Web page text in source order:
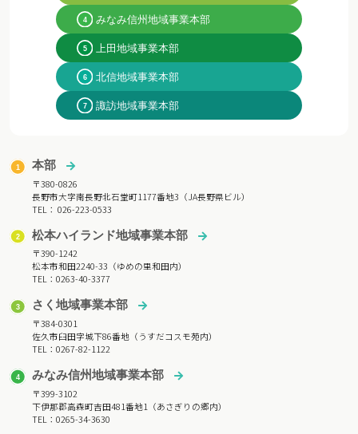
みなみ信州地域事業本部
上田地域事業本部
北信地域事業本部
諏訪地域事業本部
本部
〒380-0826
長野市大字南長野北石堂町1177番地3（JA長野県ビル）
TEL： 026-223-0533
松本ハイランド地域事業本部
〒390-1242
松本市和田2240-33（ゆめの里和田内）
TEL：0263-40-3377
さく地域事業本部
〒384-0301
佐久市臼田字城下86番地（うすだコスモ苑内）
TEL：0267-82-1122
みなみ信州地域事業本部
〒399-3102
下伊那郡高森町吉田481番地1（あさぎりの郷内）
TEL：0265-34-3630